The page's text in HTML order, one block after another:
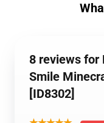
8 reviews for
Smile
[ID8302]